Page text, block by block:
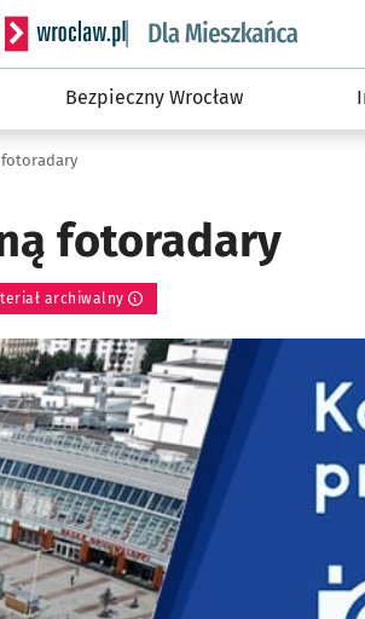
Serwis informacyjny wroclaw.pl
Bezpieczny Wrocław
fotoradary
fotoradary
archiwalny